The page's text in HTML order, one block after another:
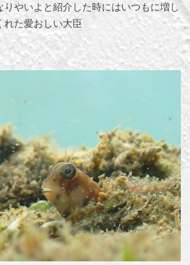
りやいよと紹介した時にはいつもに増し
れた愛おしい大臣